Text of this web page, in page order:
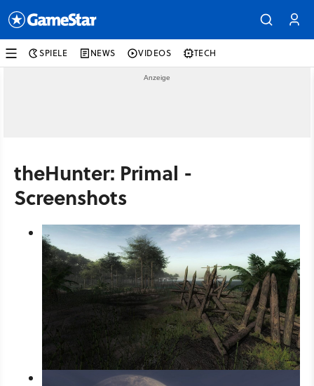
SPIELE NEWS VIDEOS TECH
theHunter: Primal -
Screenshots